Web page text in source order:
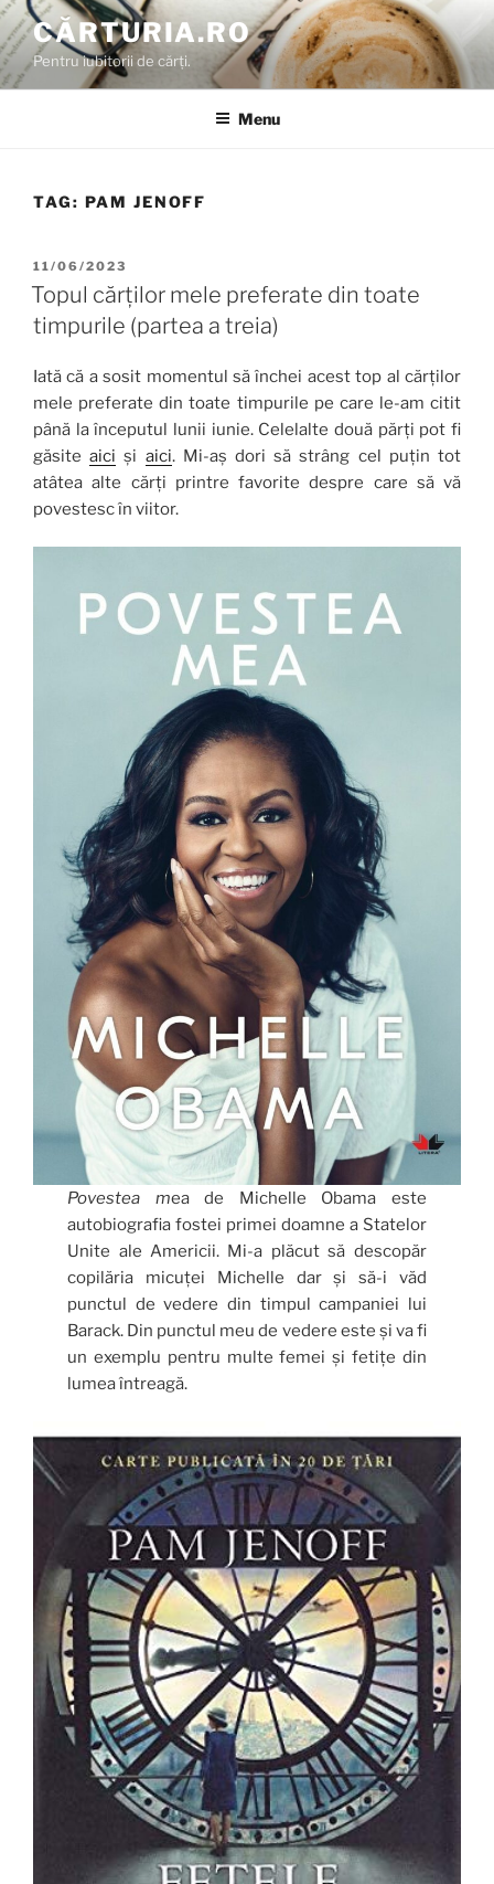
Skip
to
content
CĂRTURIA.RO
Pentru iubitorii de cărți.
Menu
TAG: PAM JENOFF
POSTED
ON
11/06/2023
Topul cărților mele preferate din toate
timpurile (partea a treia)
Iată că a sosit momentul să închei acest top al cărților
mele preferate din toate timpurile pe care le-am citit
până la începutul lunii iunie. Celelalte două părți pot fi
găsiteaici și aici. Mi-aș dori să strâng cel puțin tot
atâtea alte cărți printre favorite despre care să vă
povestesc în viitor.
Povestea mea de Michelle Obama este
autobiografia fostei primei doamne a Statelor
Unite ale Americii. Mi-a plăcut să descopăr
copilăria micuței Michelle dar și să-i văd
punctul de vedere din timpul campaniei lui
Barack. Din punctul meu de vedere este și va fi
un exemplu pentru multe femei și fetițe din
lumea întreagă.